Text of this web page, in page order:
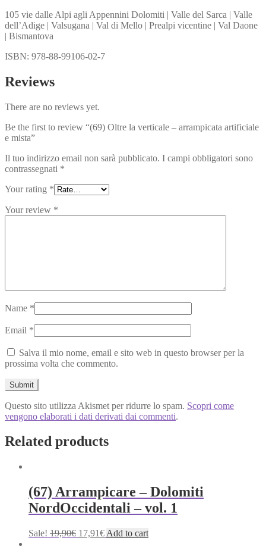
105 vie dalle Alpi agli Appennini Dolomiti | Valle del Sarca | Valle
dell’Adige | Valsugana | Val di Mello | Prealpi vicentine | Val Daone
| Bismantova
ISBN: 978-88-99106-02-7
Reviews
There are no reviews yet.
Be the first to review “(69) Oltre la verticale – arrampicata artificiale
e mista”
Il tuo indirizzo email non sarà pubblicato. I campi obbligatori sono
contrassegnati *
Your rating *
Your review *
Name *
Email *
Salva il mio nome, email e sito web in questo browser per la
prossima volta che commento.
Questo sito utilizza Akismet per ridurre lo spam. Scopri come
vengono elaborati i dati derivati dai commenti.
Related products
(67) Arrampicare – Dolomiti
NordOccidentali – vol. 1
Sale! 19,90€ Original
17,91€Current
Add to cart